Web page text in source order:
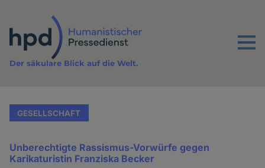
Inhalt
Menu
Der säkulare Blick auf die Welt.
GESELLSCHAFT
Unberechtigte Rassismus-Vorwürfe gegen
Karikaturistin Franziska Becker